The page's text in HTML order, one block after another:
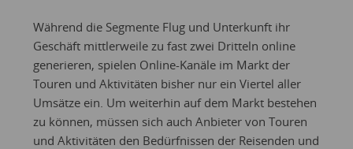
Während die Segmente Flug und Unterkunft ihr
Geschäft mittlerweile zu fast zwei Dritteln online
generieren, spielen Online-Kanäle im Markt der
Touren und Aktivitäten bisher nur ein Viertel aller
Umsätze ein. Um weiterhin auf dem Markt bestehen
zu können, müssen sich auch Anbieter von Touren
und Aktivitäten den Bedürfnissen der Reisenden und